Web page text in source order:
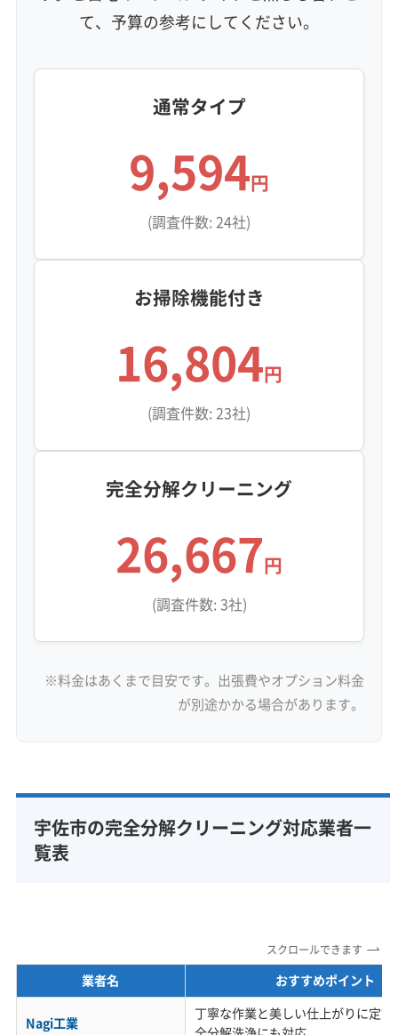
て、予算の参考にしてください。
通常タイプ
9,594円
(調査件数: 24社)
お掃除機能付き
16,804円
(調査件数: 23社)
完全分解クリーニング
26,667円
(調査件数: 3社)
※料金はあくまで目安です。出張費やオプション料金
が別途かかる場合があります。
宇佐市の完全分解クリーニング対応業者一
覧表
スクロールできます
業者名 おすすめポイント
Nagi工業
丁寧な作業と美しい仕上がりに定